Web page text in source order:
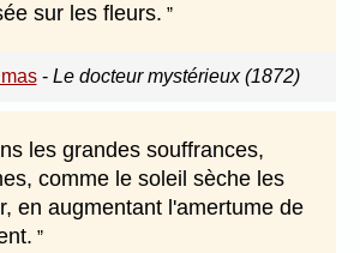
sur les fleurs.
- Le docteur mystérieux (1872)
les grandes souffrances,
comme le soleil sèche les
en augmentant l'amertume de